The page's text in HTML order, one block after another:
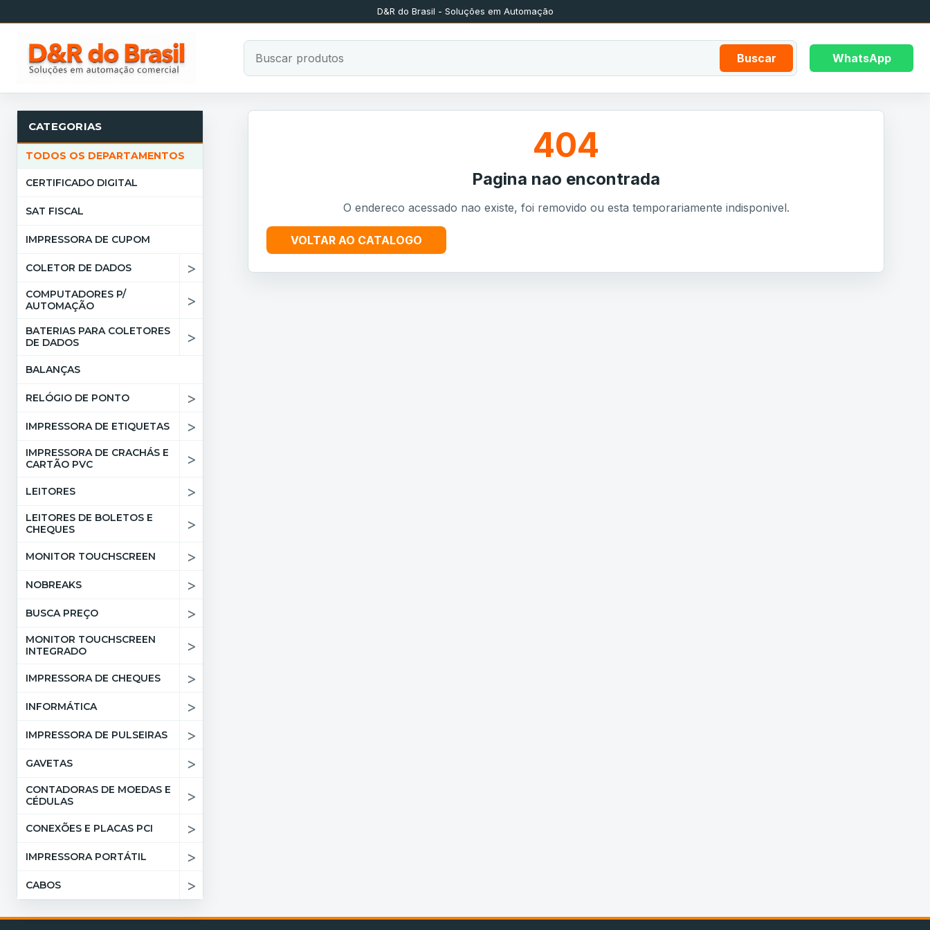
D&R do Brasil - Soluções em Automação
Buscar WhatsApp
CATEGORIAS
TODOS OS DEPARTAMENTOS
CERTIFICADO DIGITAL
SAT FISCAL
IMPRESSORA DE CUPOM
COLETOR DE DADOS >
COMPUTADORES P/
AUTOMAÇÃO
>
BATERIAS PARA COLETORES
DE DADOS
>
BALANÇAS
RELÓGIO DE PONTO >
IMPRESSORA DE ETIQUETAS >
IMPRESSORA DE CRACHÁS E
CARTÃO PVC
>
LEITORES >
LEITORES DE BOLETOS E
CHEQUES
>
MONITOR TOUCHSCREEN >
NOBREAKS >
BUSCA PREÇO >
MONITOR TOUCHSCREEN
INTEGRADO
>
IMPRESSORA DE CHEQUES >
INFORMÁTICA >
IMPRESSORA DE PULSEIRAS >
GAVETAS >
CONTADORAS DE MOEDAS E
CÉDULAS
>
CONEXÕES E PLACAS PCI >
IMPRESSORA PORTÁTIL >
CABOS >
404
Pagina nao encontrada
O endereco acessado nao existe, foi removido ou esta temporariamente indisponivel.
VOLTAR AO CATALOGO